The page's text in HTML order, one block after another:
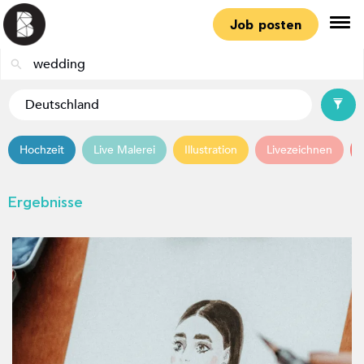
Job posten
Hochzeit Live Malerei Illustration Livezeichnen
Ergebnisse